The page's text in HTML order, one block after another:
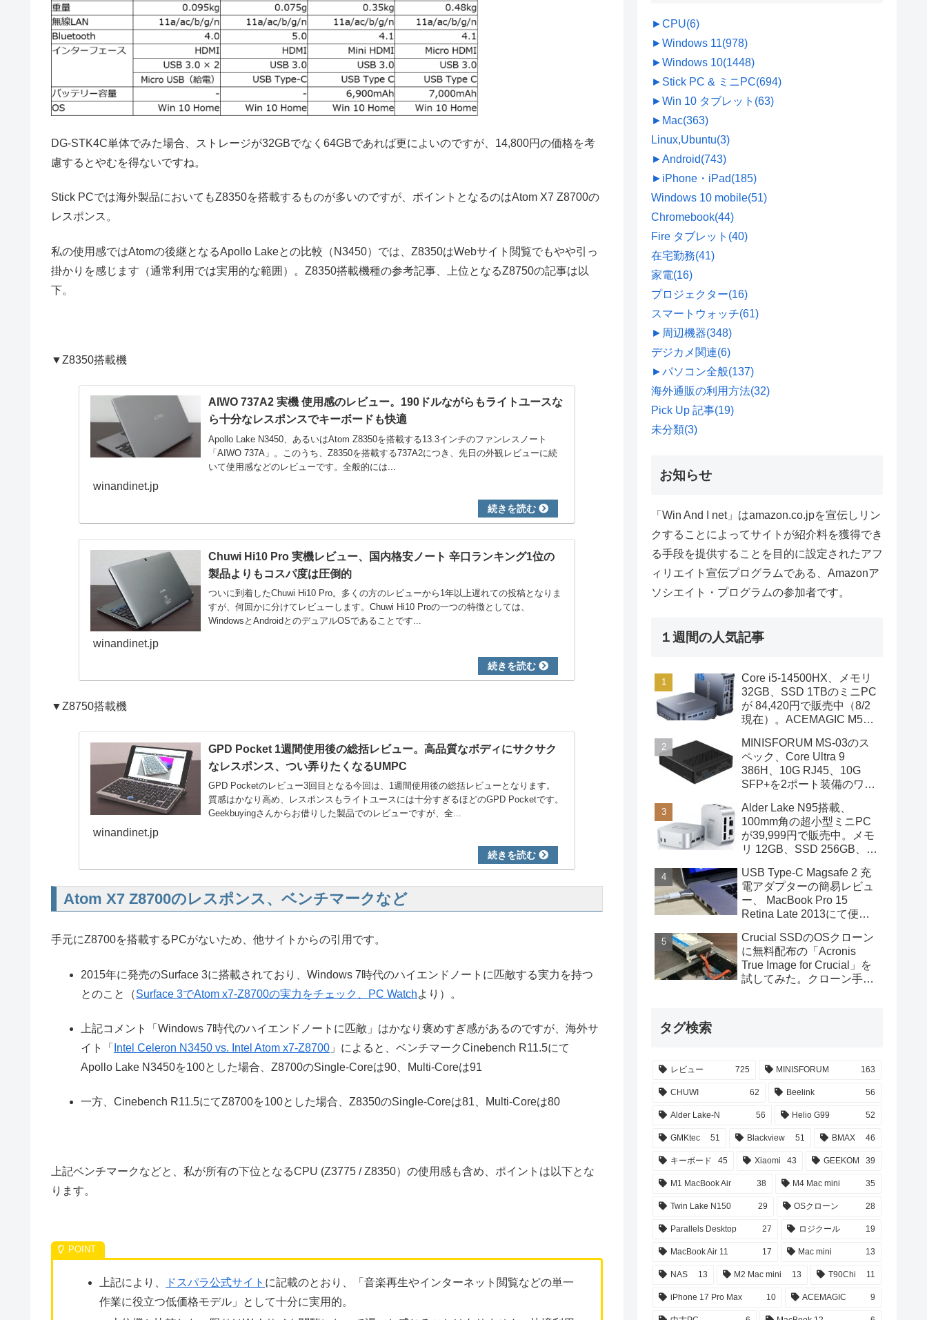
DG-STK4C単体でみた場合、ストレージが32GBでなく64GBであれば更によいのですが、14,800円の価格を考
慮するとやむを得ないですね。
Stick PCでは海外製品においてもZ8350を搭載するものが多いのですが、ポイントとなるのはAtom X7 Z8700の
レスポンス。
私の使用感ではAtomの後継となるApollo Lakeとの比較（N3450）では、Z8350はWebサイト閲覧でもやや引っ
掛かりを感じます（通常利用では実用的な範囲）。Z8350搭載機種の参考記事、上位となるZ8750の記事は以
下。
▼Z8350搭載機
AIWO 737A2 実機 使用感のレビュー。190ドルながらもライトユースな
ら十分なレスポンスでキーボードも快適
Apollo Lake N3450、あるいはAtom Z8350を搭載する13.3インチのファンレスノート
「AIWO 737A」。このうち、Z8350を搭載する737A2につき、先日の外観レビューに続
いて使用感などのレビューです。全般的には...
winandinet.jp
Chuwi Hi10 Pro 実機レビュー、国内格安ノート 辛口ランキング1位の
製品よりもコスパ度は圧倒的
ついに到着したChuwi Hi10 Pro。多くの方のレビューから1年以上遅れての投稿となりま
すが、何回かに分けてレビューします。Chuwi Hi10 Proの一つの特徴としては、
WindowsとAndroidとのデュアルOSであることです...
winandinet.jp
▼Z8750搭載機
GPD Pocket 1週間使用後の総括レビュー。高品質なボディにサクサク
なレスポンス、つい弄りたくなるUMPC
GPD Pocketのレビュー3回目となる今回は、1週間使用後の総括レビューとなります。
質感はかなり高め、レスポンスもライトユースには十分すぎるほどのGPD Pocketです。
Geekbuyingさんからお借りした製品でのレビューですが、全...
winandinet.jp
Atom X7 Z8700のレスポンス、ベンチマークなど
手元にZ8700を搭載するPCがないため、他サイトからの引用です。
2015年に発売のSurface 3に搭載されており、Windows 7時代のハイエンドノートに匹敵する実力を持つ
とのこと（Surface 3でAtom x7-Z8700の実力をチェック、PC Watchより）。
上記コメント「Windows 7時代のハイエンドノートに匹敵」はかなり褒めすぎ感があるのですが、海外サ
イト「
Intel Celeron N3450 vs. Intel Atom x7-Z8700 」によると、ベンチマークCinebench R11.5にて
Apollo Lake N3450を100とした場合、Z8700のSingle-Coreは90、Multi-Coreは91
一方、Cinebench R11.5にてZ8700を100とした場合、Z8350のSingle-Coreは81、Multi-Coreは80
上記ベンチマークなどと、私が所有の下位となるCPU (Z3775 / Z8350）の使用感も含め、ポイントは以下とな
ります。
上記により、 ドスパラ公式サイト に記載のとおり、「音楽再生やインターネット閲覧などの単一
作業に役立つ低価格モデル」として十分に実用的。
►CPU(6)
►Windows 11(978)
►Windows 10(1448)
► Stick PC & ミニPC(694)
►Win 10 タブレット (63)
► Mac(363)
Linux,Ubuntu(3)
►Android(743)
► iPhone・iPad(185)
Windows 10 mobile(51)
Chromebook(44)
Fire タブレット (40)
在宅勤務(41)
家電(16)
プロジェクター(16)
スマートウォッチ(61)
► 周辺機器(348)
デジカメ関連(6)
►パソコン全般(137)
海外通販の利用方法(32)
Pick Up 記事(19)
未分類(3)
お知らせ
「Win And I net」はamazon.co.jpを宣伝しリン
クすることによってサイトが紹介料を獲得でき
る手段を提供することを目的に設定されたアフ
ィリエイト宣伝プログラムである、Amazonア
ソシエイト・プログラムの参加者です。
１週間の人気記事
Core i5-14500HX、メモリ
32GB、SSD 1TBのミニPC
が 84,420円で販売中（8/2
現在）。ACEMAGIC M5の
MINISFORUM MS-03のス
ペック、Core Ultra 9
386H、10G RJ45、10G
SFP+を2ポート装備のワー
Alder Lake N95搭載、
100mm角の超小型ミニPC
が39,999円で販売中。メモ
リ 12GB、SSD 256GB、
USB Type-C Magsafe 2 充
電アダプターの簡易レビュ
ー、 MacBook Pro 15
Retina Late 2013にて便利
Crucial SSDのOSクローン
に無料配布の「Acronis
True Image for Crucial」を
試してみた。クローン手順
タグ検索
レビュー 725 MINISFORUM 163
CHUWI 62 Beelink 56
Alder Lake-N 56 Helio G99 52
GMKtec 51 Blackview 51 BMAX 46
キーボード 45 Xiaomi 43 GEEKOM 39
M1 MacBook Air 38 M4 Mac mini 35
Twin Lake N150 29 OSクローン 28
Parallels Desktop 27 ロジクール 19
MacBook Air 11 17 Mac mini 13
NAS 13 M2 Mac mini 13 T90Chi 11
iPhone 17 Pro Max 10 ACEMAGIC 9